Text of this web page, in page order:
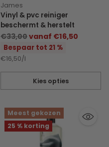
James
Vinyl & pvc reiniger
beschermt & herstelt
Normale
prijs
€33,00vanaf €16,50
Bespaar tot 21 %
Eenheidsprijs
€16,50/
per l
Kies opties
Hoeveelheid
Meest gekozen
25 % korting